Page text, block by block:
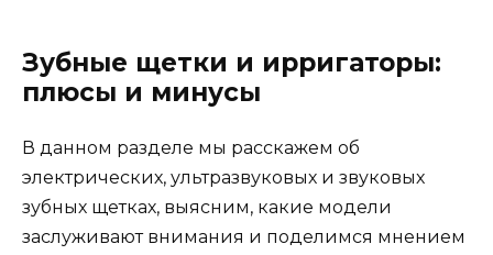
Зубные щетки и ирригаторы:
плюсы и минусы
В данном разделе мы расскажем об
электрических, ультразвуковых и звуковых
зубных щетках, выясним, какие модели
заслуживают внимания и поделимся мнением